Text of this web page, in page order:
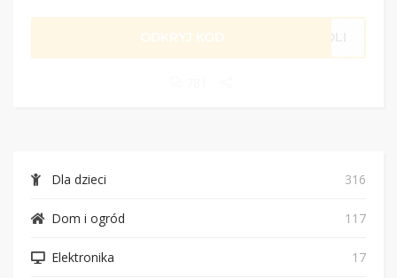
ODKRYJ KOD
Dla dzieci 316
Dom i ogród 117
Elektronika 17